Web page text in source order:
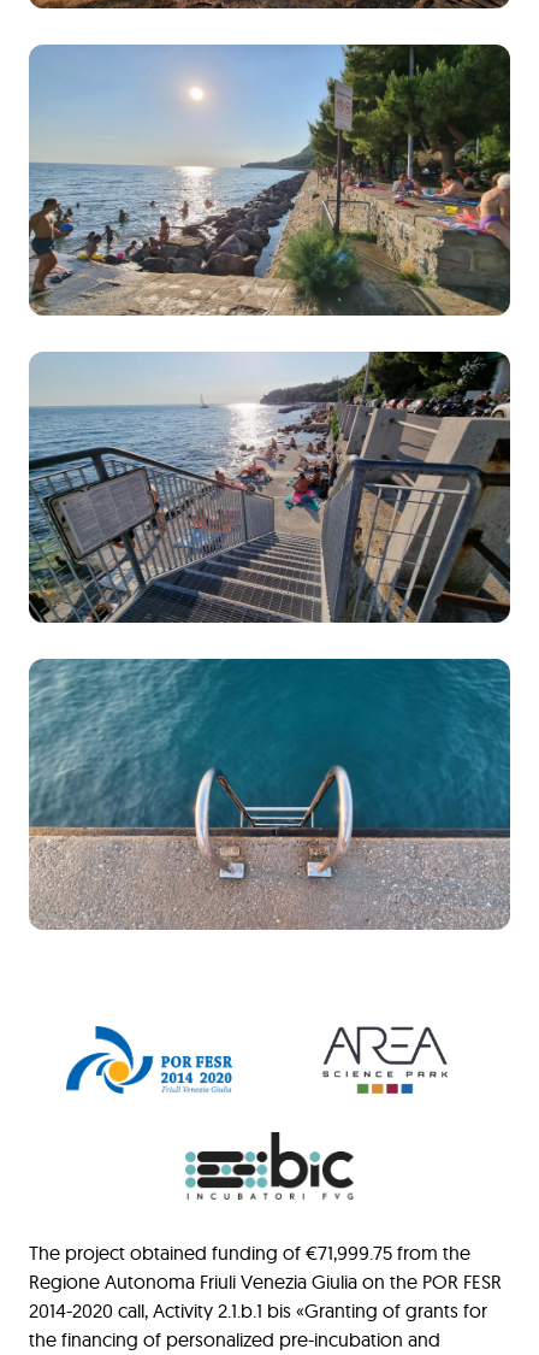
The project obtained funding of €71,999.75 from the
Regione Autonoma Friuli Venezia Giulia on the POR FESR
2014-2020 call, Activity 2.1.b.1 bis «Granting of grants for
the financing of personalized pre-incubation and